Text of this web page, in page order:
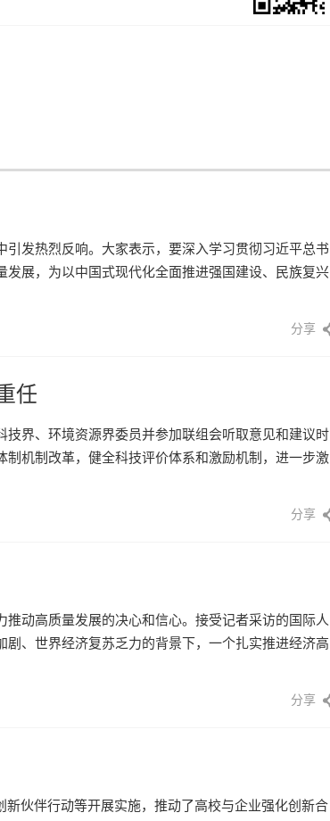
发热烈反响。大家表示，要深入学习贯彻习近平总书
展，为以中国式现代化全面推进强国建设、民族复兴
分享
任
界、环境资源界委员并参加联组会听取意见和建议时
机制改革，健全科技评价体系和激励机制，进一步激
分享
动高质量发展的决心和信心。接受记者采访的国际人
、世界经济复苏乏力的背景下，一个扎实推进经济高
分享
伙伴行动等开展实施，推动了高校与企业强化创新合